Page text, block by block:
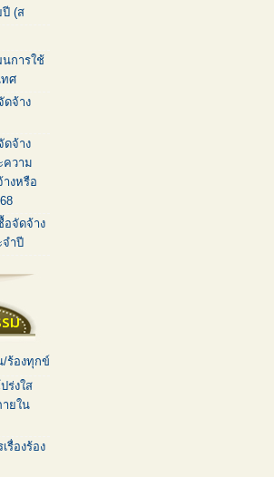
ปี (ส
นการใช้
ทศ
ดจ้าง
ดจ้าง
ความ
งหรือ
อจัดจ้าง
ำปี
ม
/ร้องทุกข์
ร่งใส
ยใน
รื่องร้อง